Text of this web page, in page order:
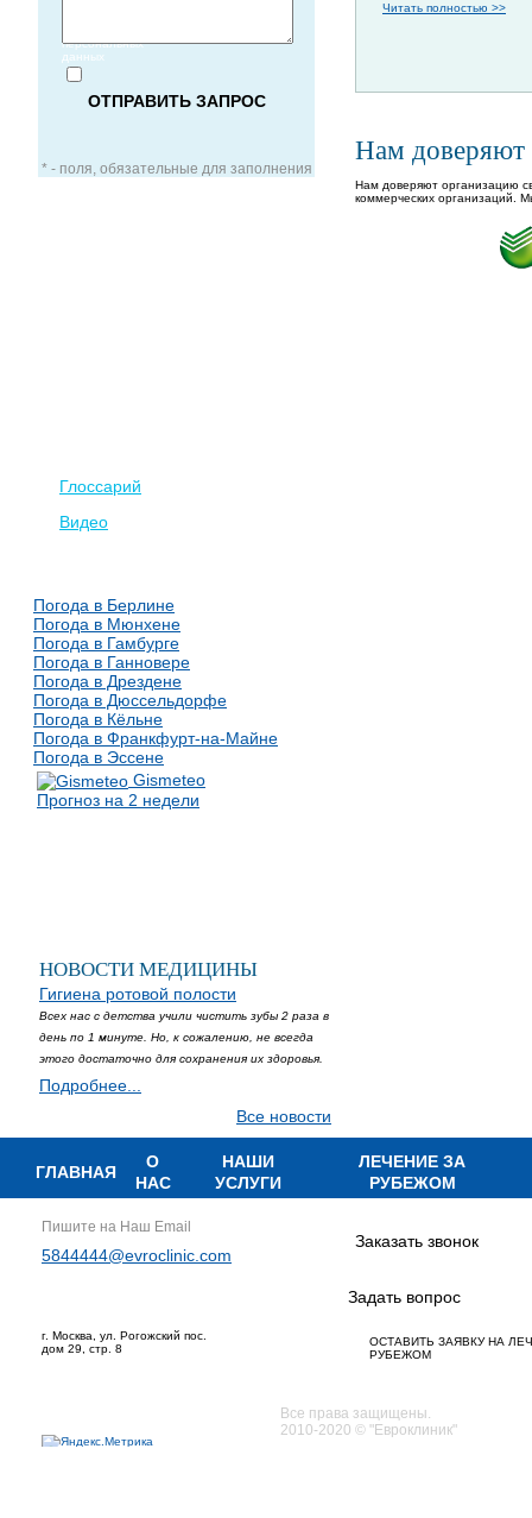
персональных
данных
* - поля, обязательные для заполнения
Глоссарий
Видео
Погода в Берлине
Погода в Мюнхене
Погода в Гамбурге
Погода в Ганновере
Погода в Дрездене
Погода в Дюссельдорфе
Погода в Кёльне
Погода в Франкфурт-на-Майне
Погода в Эссене
Gismeteo
Прогноз на 2 недели
НОВОСТИ МЕДИЦИНЫ
Гигиена ротовой полости
Всех нас с детства учили чистить зубы 2 раза в
день по 1 минуте. Но, к сожалению, не всегда
этого достаточно для сохранения их здоровья.
Подробнее...
Все новости
Читать полностью >>
Нам доверяют
Нам доверяют организацию
коммерческих организаций.
ГЛАВНАЯ
О
НАС
НАШИ
УСЛУГИ
ЛЕЧЕНИЕ ЗА
РУБЕЖОМ
Пишите на Наш Email
5844444@evroclinic.com
Заказать звонок
Задать вопрос
ОСТАВИТЬ ЗАЯВКУ НА
РУБЕЖОМ
г. Москва, ул. Рогожский пос.
дом 29, стр. 8
Все права защищены.
2010-2020 © "Евроклиник"